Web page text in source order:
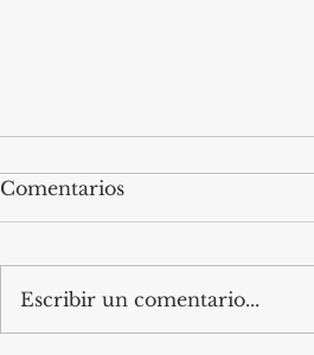
Comentarios
Escribir un comentario...